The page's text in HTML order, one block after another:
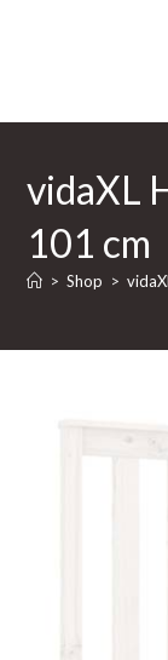
vidaXL
101 cm
> Shop >